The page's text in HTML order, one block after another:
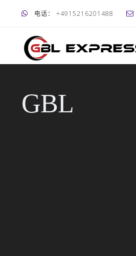
电话： +4915216201488
GBL